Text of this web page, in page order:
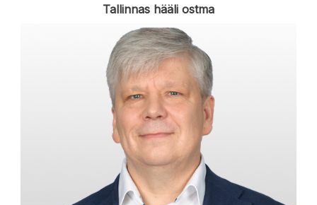
Tallinnas hääli ostma